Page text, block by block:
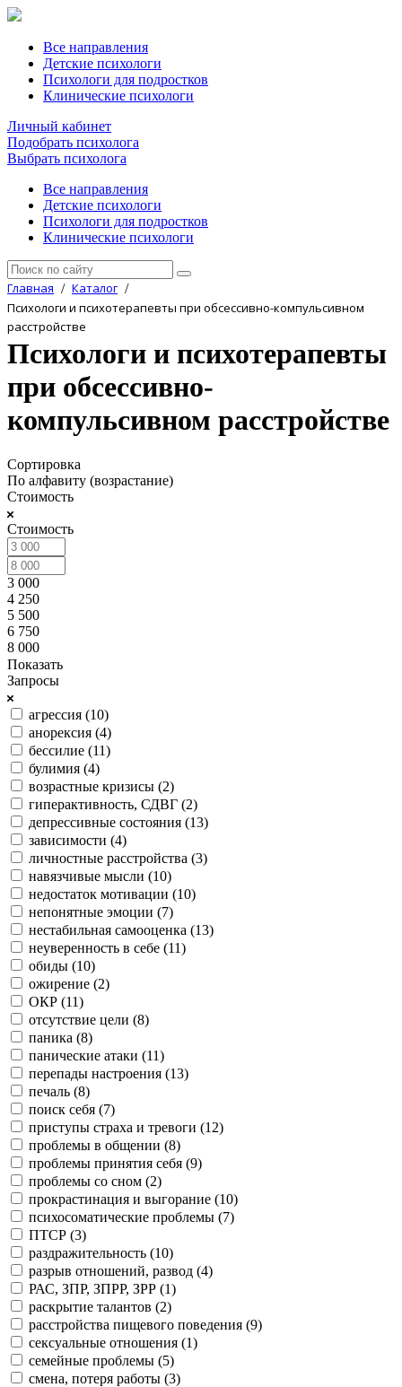
Все направления
Детские психологи
Психологи для подростков
Клинические психологи
Личный кабинет
Подобрать психолога
Выбрать психолога
Все направления
Детские психологи
Психологи для подростков
Клинические психологи
Главная / Каталог/
Психологи и психотерапевты при обсессивно-компульсивном
расстройстве
Психологи и психотерапевты
при обсессивно-
компульсивном расстройстве
Сортировка
По алфавиту (возрастание)
Стоимость
Стоимость
3 000
4 250
5 500
6 750
8 000
Показать
Запросы
агрессия (10)
анорексия (4)
бессилие (11)
булимия (4)
возрастные кризисы (2)
гиперактивность, СДВГ (2)
депрессивные состояния (13)
зависимости (4)
личностные расстройства (3)
навязчивые мысли (10)
недостаток мотивации (10)
непонятные эмоции (7)
нестабильная самооценка (13)
неуверенность в себе (11)
обиды (10)
ожирение (2)
ОКР (11)
отсутствие цели (8)
паника (8)
панические атаки (11)
перепады настроения (13)
печаль (8)
поиск себя (7)
приступы страха и тревоги (12)
проблемы в общении (8)
проблемы принятия себя (9)
проблемы со сном (2)
прокрастинация и выгорание (10)
психосоматические проблемы (7)
ПТСР (3)
раздражительность (10)
разрыв отношений, развод (4)
РАС, ЗПР, ЗПРР, ЗРР (1)
раскрытие талантов (2)
расстройства пищевого поведения (9)
сексуальные отношения (1)
семейные проблемы (5)
смена, потеря работы (3)